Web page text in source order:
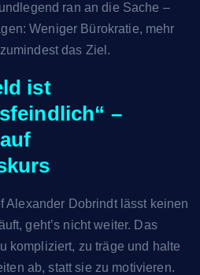
ran an die Sache –
Weniger Bürokratie, mehr
das Ziel.
ist
–
Alexander Dobrindt lässt keinen
geht’s nicht weiter. Das
kompliziert, zu träge und halte
ab, statt sie zu motivieren.